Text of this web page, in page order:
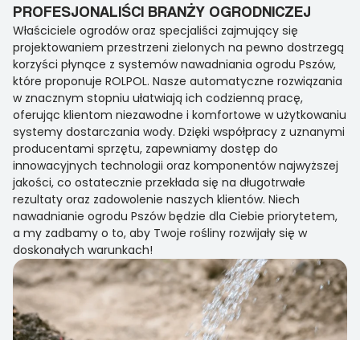
PROFESJONALIŚCI BRANŻY OGRODNICZEJ
Właściciele ogrodów oraz specjaliści zajmujący się
projektowaniem przestrzeni zielonych na pewno dostrzegą
korzyści płynące z systemów nawadniania ogrodu Pszów,
które proponuje ROLPOL. Nasze automatyczne rozwiązania
w znacznym stopniu ułatwiają ich codzienną pracę,
oferując klientom niezawodne i komfortowe w użytkowaniu
systemy dostarczania wody. Dzięki współpracy z uznanymi
producentami sprzętu, zapewniamy dostęp do
innowacyjnych technologii oraz komponentów najwyższej
jakości, co ostatecznie przekłada się na długotrwałe
rezultaty oraz zadowolenie naszych klientów. Niech
nawadnianie ogrodu Pszów będzie dla Ciebie priorytetem,
a my zadbamy o to, aby Twoje rośliny rozwijały się w
doskonałych warunkach!